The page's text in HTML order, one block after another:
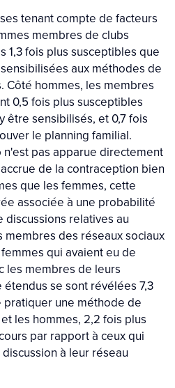
tenant compte de facteurs
membres de clubs
1,3 fois plus susceptibles que
aux méthodes de
Côté hommes, les membres
0,5 fois plus susceptibles
être sensibilisés, et 0,7 fois
le planning familial.
n'est pas apparue directement
de la contraception bien
que les femmes, cette
associée à une probabilité
relatives au
membres des réseaux sociaux
qui avaient eu de
les membres de leurs
se sont révélées 7,3
une méthode de
les hommes, 2,2 fois plus
par rapport à ceux qui
à leur réseau